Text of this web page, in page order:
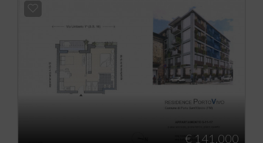
€ 141.000